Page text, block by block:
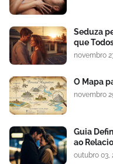
Seduza
que
novembro
O Mapa
novembro
Guia
ao
outubro 03,